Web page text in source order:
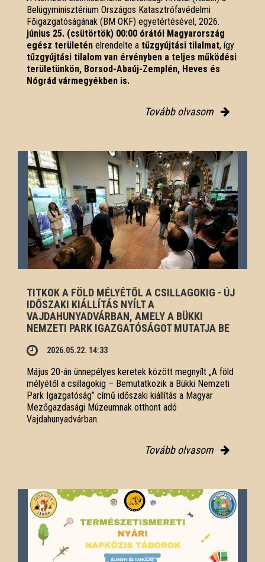
Belügyminisztérium Országos Katasztrófavédelmi
Főigazgatóságának (BM OKF) egyetértésével, 2026.
június 25. (csütörtök) 00:00 órától Magyarország
egész területén elrendelte a tűzgyújtási tilalmat, így
tűzgyújtási tilalom van érvényben a teljes működési
területünkön, Borsod-Abaúj-Zemplén, Heves és
Nógrád vármegyékben is.
Tovább olvasom
TITKOK A FÖLD MÉLYÉTŐL A CSILLAGOKIG - ÚJ
IDŐSZAKI KIÁLLÍTÁS NYÍLT A
VAJDAHUNYADVÁRBAN, AMELY A BÜKKI
NEMZETI PARK IGAZGATÓSÁGOT MUTATJA BE
2026.05.22. 14:33
Május 20-án ünnepélyes keretek között megnyílt „A föld
mélyétől a csillagokig – Bemutatkozik a Bükki Nemzeti
Park Igazgatóság” című időszaki kiállítás a Magyar
Mezőgazdasági Múzeumnak otthont adó
Vajdahunyadvárban.
Tovább olvasom